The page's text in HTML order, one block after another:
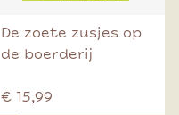
De zoete zusjes op
de boerderij
€ 15,99